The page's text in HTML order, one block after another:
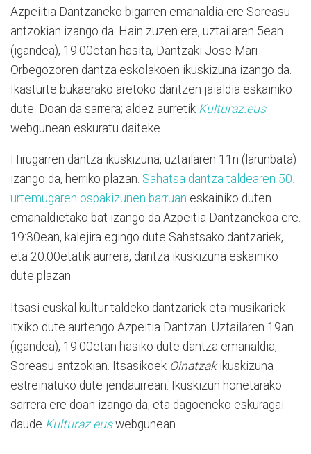
Azpeiitia Dantzaneko bigarren emanaldia ere Soreasu
antzokian izango da. Hain zuzen ere, uztailaren 5ean
(igandea), 19:00etan hasita, Dantzaki Jose Mari
Orbegozoren dantza eskolakoen ikuskizuna izango da.
Ikasturte bukaerako aretoko dantzen jaialdia eskainiko
dute. Doan da sarrera; aldez aurretik Kulturaz.eus
webgunean eskuratu daiteke.
Hirugarren dantza ikuskizuna, uztailaren 11n (larunbata)
izango da, herriko plazan. Sahatsa dantza taldearen 50.
urtemugaren ospakizunen barruan eskainiko duten
emanaldietako bat izango da Azpeitia Dantzanekoa ere.
19:30ean, kalejira egingo dute Sahatsako dantzariek,
eta 20:00etatik aurrera, dantza ikuskizuna eskainiko
dute plazan.
Itsasi euskal kultur taldeko dantzariek eta musikariek
itxiko dute aurtengo Azpeitia Dantzan. Uztailaren 19an
(igandea), 19:00etan hasiko dute dantza emanaldia,
Soreasu antzokian. Itsasikoek Oinatzakikuskizuna
estreinatuko dute jendaurrean. Ikuskizun honetarako
sarrera ere doan izango da, eta dagoeneko eskuragai
daude Kulturaz.eus webgunean.